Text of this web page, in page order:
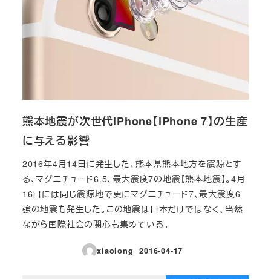
熊本地震が次世代iPhone【iPhone 7】の生産
に与える影響
2016年4月14日に発生した、熊本県熊本地方を震源とす
る、マグニチュード6.5、最大震度7の地震【熊本地震】。4月
16日には同じ震源地で更にマグニチュード7、最大震度6
強の地震も発生した。この地震は日本だけではなく、当然
ながら国際社会の関心も集めている。
xiaolong
投稿日
2016-04-17